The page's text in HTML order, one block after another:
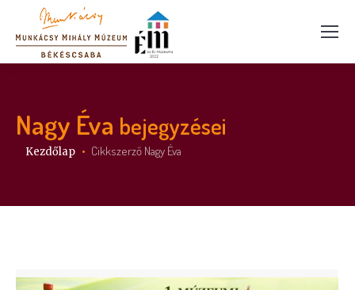
Nagy Éva bejegyzései
Itt vagy:
Kezdőlap Cikkszerző Nagy Éva